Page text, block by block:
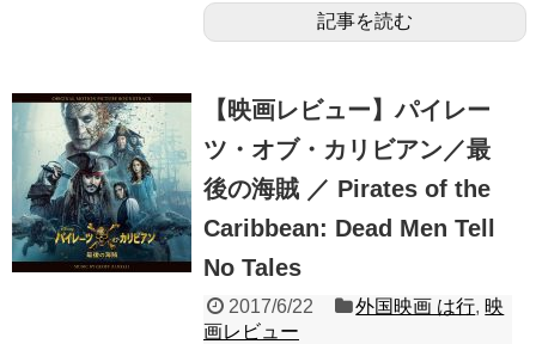
記事を読む
【映画レビュー】パイレー
ツ・オブ・カリビアン／最
後の海賊 ／ Pirates of the
Caribbean: Dead Men Tell
No Tales
2017/6/22 外国映画 は行, 映
画レビュー